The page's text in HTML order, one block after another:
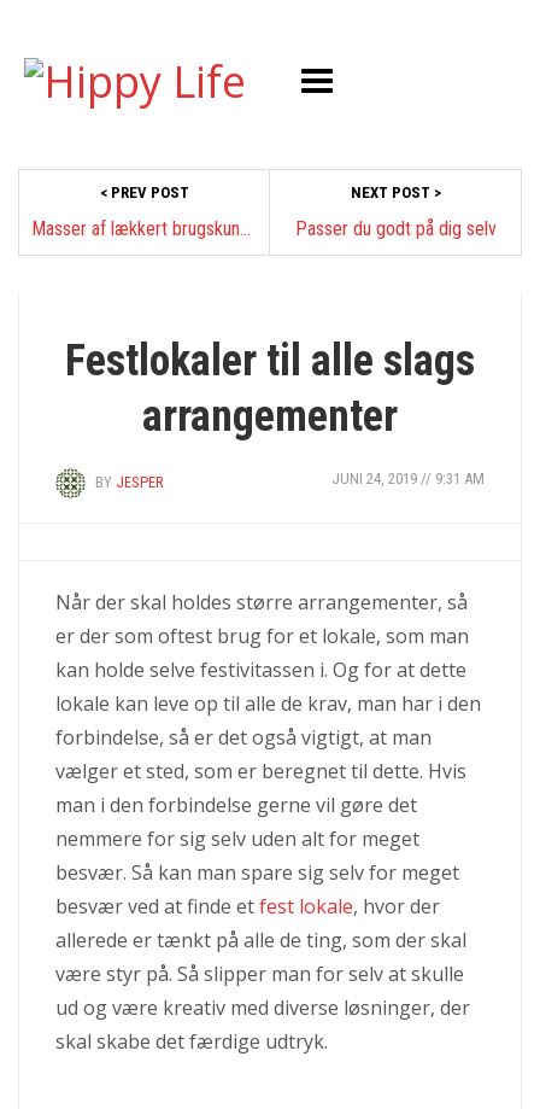
< PREV POST
Masser af lækkert brugskunst til hjemmet
NEXT POST >
Passer du godt på dig selv
Festlokaler til alle slags
arrangementer
BY JESPER JUNI 24, 2019 // 9:31 AM
Når der skal holdes større arrangementer, så
er der som oftest brug for et lokale, som man
kan holde selve festivitassen i. Og for at dette
lokale kan leve op til alle de krav, man har i den
forbindelse, så er det også vigtigt, at man
vælger et sted, som er beregnet til dette. Hvis
man i den forbindelse gerne vil gøre det
nemmere for sig selv uden alt for meget
besvær. Så kan man spare sig selv for meget
besvær ved at finde etfest lokale, hvor der
allerede er tænkt på alle de ting, som der skal
være styr på. Så slipper man for selv at skulle
ud og være kreativ med diverse løsninger, der
skal skabe det færdige udtryk.